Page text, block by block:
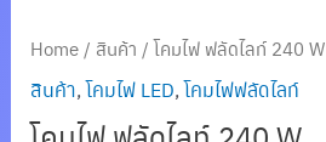
Home/ สินค้า / โคมไฟ ฟลัดไลท์ 240 W
สินค้า,โคมไฟ LED,โคมไฟฟลัดไลท์